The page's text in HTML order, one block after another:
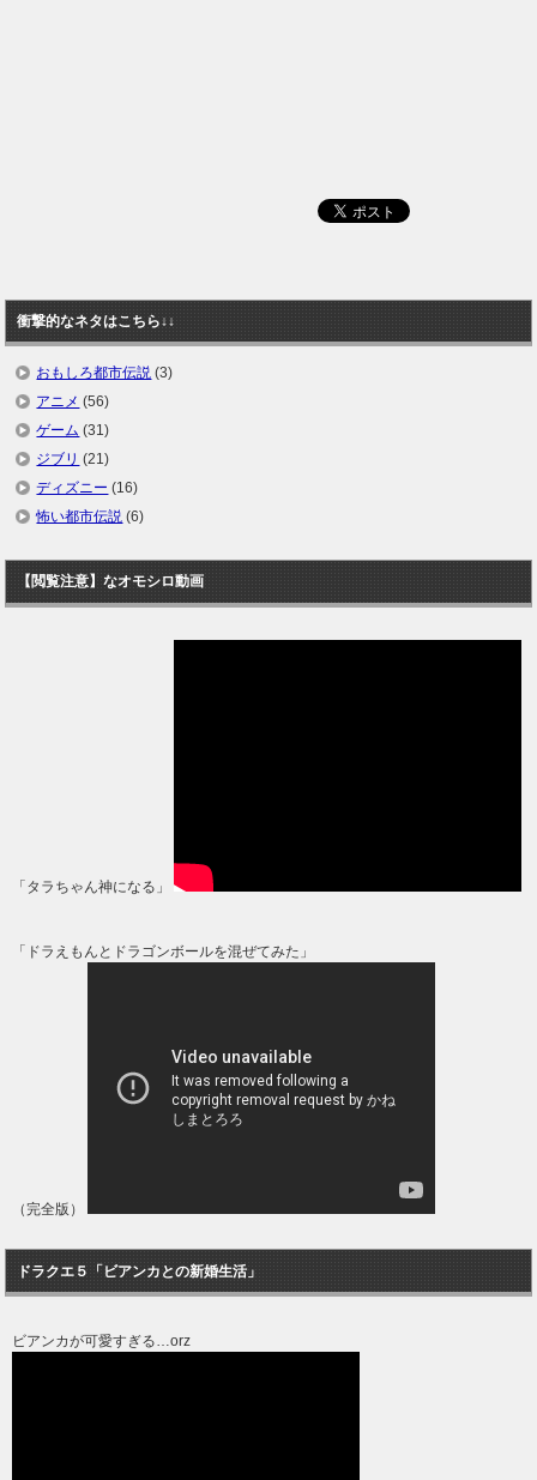
衝撃的なネタはこちら↓↓
おもしろ都市伝説 (3)
アニメ (56)
ゲーム (31)
ジブリ (21)
ディズニー (16)
怖い都市伝説 (6)
【閲覧注意】なオモシロ動画
「タラちゃん神になる」
「ドラえもんとドラゴンボールを混ぜてみた」
（完全版）
ドラクエ５「ビアンカとの新婚生活」
ビアンカが可愛すぎる…orz